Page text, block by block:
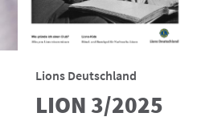
Lions Deutschland
LION 3/2025